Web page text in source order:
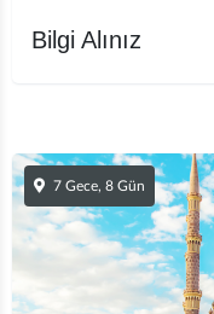
Bilgi Alınız
7 Gece, 8 Gün